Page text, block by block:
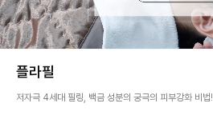
플라필
저자극 4세대 필링, 백금 성분의 궁극의 피부강화 비법!